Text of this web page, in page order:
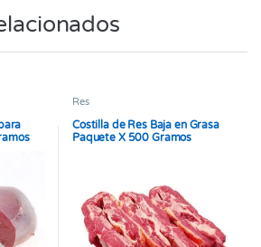
Res
Costilla de Res Baja en Grasa
Paquete X 500 Gramos